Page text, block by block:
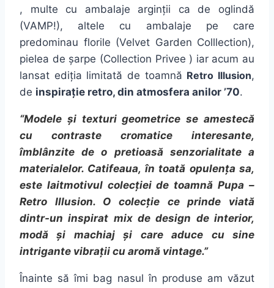
, multe cu ambalaje arginții ca de oglindă
(VAMP!), altele cu ambalaje pe care
predominau florile (Velvet Garden Colllection),
pielea de șarpe (Collection Privee ) iar acum au
lansat ediția limitată de toamnă Retro Illusion,
de inspirație retro, din atmosfera anilor ’70.
“Modele și texturi geometrice se amestecă
cu contraste cromatice interesante,
îmblânzite de o pretioasă senzorialitate a
materialelor. Catifeaua, în toată opulența sa,
este laitmotivul colecției de toamnă Pupa –
Retro Illusion. O colecție ce prinde viată
dintr-un inspirat mix de design de interior,
modă și machiaj și care aduce cu sine
intrigante vibrații cu aromă vintage.”
Înainte să îmi bag nasul în produse am văzut